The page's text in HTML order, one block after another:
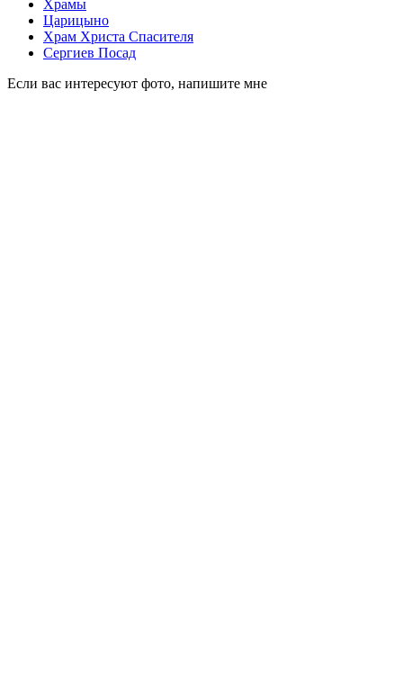
Храмы
Царицыно
Храм Христа Спасителя
Сергиев Посад
Если вас интересуют фото, напишите мне